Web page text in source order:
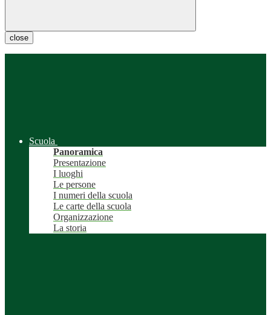
close
Scuola
Panoramica
Presentazione
I luoghi
Le persone
I numeri della scuola
Le carte della scuola
Organizzazione
La storia